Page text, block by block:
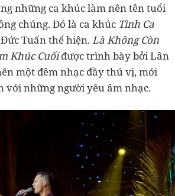
những ca khúc làm nên tên tuổi
chúng. Đó là ca khúc Tình Ca
Tuấn thể hiện. Là Không Còn
Khúc Cuốiđược trình bày bởi Lân
một đêm nhạc đầy thú vị, mới
với những người yêu âm nhạc.